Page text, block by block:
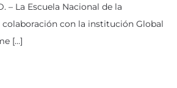
– La Escuela Nacional de la
colaboración con la institución Global
[…]